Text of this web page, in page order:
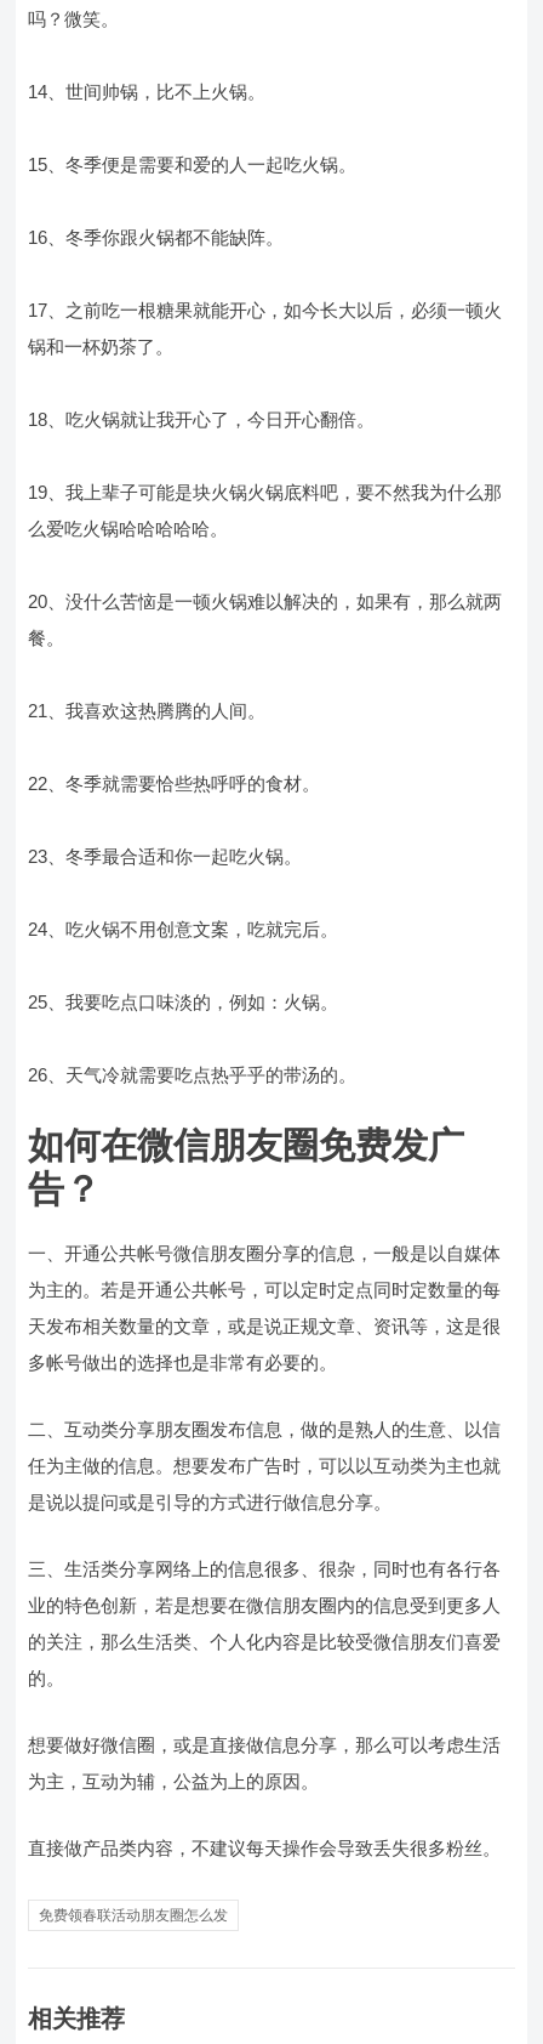
吗？微笑。
14、世间帅锅，比不上火锅。
15、冬季便是需要和爱的人一起吃火锅。
16、冬季你跟火锅都不能缺阵。
17、之前吃一根糖果就能开心，如今长大以后，必须一顿火
锅和一杯奶茶了。
18、吃火锅就让我开心了，今日开心翻倍。
19、我上辈子可能是块火锅火锅底料吧，要不然我为什么那
么爱吃火锅哈哈哈哈哈。
20、没什么苦恼是一顿火锅难以解决的，如果有，那么就两
餐。
21、我喜欢这热腾腾的人间。
22、冬季就需要恰些热呼呼的食材。
23、冬季最合适和你一起吃火锅。
24、吃火锅不用创意文案，吃就完后。
25、我要吃点口味淡的，例如：火锅。
26、天气冷就需要吃点热乎乎的带汤的。
如何在微信朋友圈免费发广
告？
一、开通公共帐号微信朋友圈分享的信息，一般是以自媒体
为主的。若是开通公共帐号，可以定时定点同时定数量的每
天发布相关数量的文章，或是说正规文章、资讯等，这是很
多帐号做出的选择也是非常有必要的。
二、互动类分享朋友圈发布信息，做的是熟人的生意、以信
任为主做的信息。想要发布广告时，可以以互动类为主也就
是说以提问或是引导的方式进行做信息分享。
三、生活类分享网络上的信息很多、很杂，同时也有各行各
业的特色创新，若是想要在微信朋友圈内的信息受到更多人
的关注，那么生活类、个人化内容是比较受微信朋友们喜爱
的。
想要做好微信圈，或是直接做信息分享，那么可以考虑生活
为主，互动为辅，公益为上的原因。
直接做产品类内容，不建议每天操作会导致丢失很多粉丝。
免费领春联活动朋友圈怎么发
相关推荐